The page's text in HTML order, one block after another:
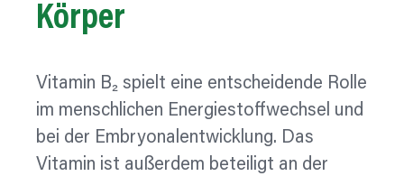
Körper
Vitamin B₂ spielt eine entscheidende Rolle
im menschlichen Energiestoffwechsel und
bei der Embryonalentwicklung. Das
Vitamin ist außerdem beteiligt an der